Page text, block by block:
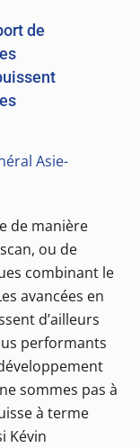
de
Asie-
de manière
ou de
combinant le
avancées en
d’ailleurs
performants
sommes pas à
à terme
Kévin